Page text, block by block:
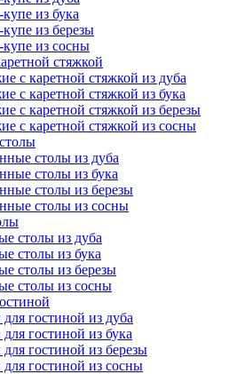
из бука
из березы
из сосны
стяжкой
с каретной стяжкой из дуба
с каретной стяжкой из бука
с каретной стяжкой из березы
с каретной стяжкой из сосны
столы из дуба
столы из бука
столы из березы
столы из сосны
столы из дуба
столы из бука
столы из березы
столы из сосны
гостиной из дуба
гостиной из бука
гостиной из березы
гостиной из сосны